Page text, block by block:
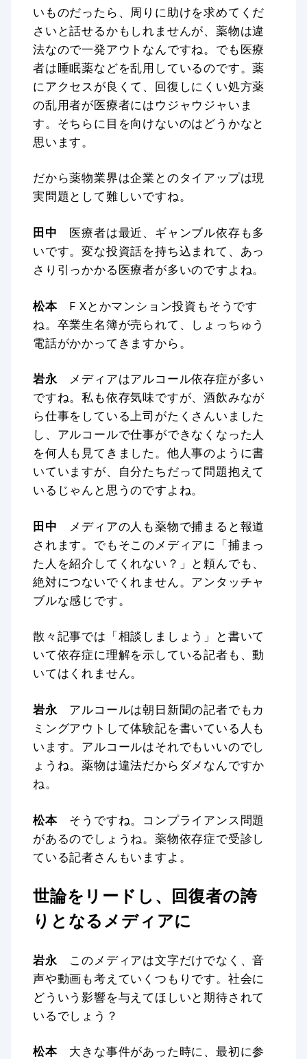
いものだったら、周りに助けを求めてくだ
さいと話せるかもしれませんが、薬物は違
法なので一発アウトなんですね。でも医療
者は睡眠薬などを乱用しているのです。薬
にアクセスが良くて、回復しにくい処方薬
の乱用者が医療者にはウジャウジャいま
す。そちらに目を向けないのはどうかなと
思います。
だから薬物業界は企業とのタイアップは現
実問題として難しいですね。
田中 医療者は最近、ギャンブル依存も多
いです。変な投資話を持ち込まれて、あっ
さり引っかかる医療者が多いのですよね。
松本F Xとかマンション投資もそうです
ね。卒業生名簿が売られて、しょっちゅう
電話がかかってきますから。
岩永メディアはアルコール依存症が多い
ですね。私も依存気味ですが、酒飲みなが
ら仕事をしている上司がたくさんいました
し、アルコールで仕事ができなくなった人
を何人も見てきました。他人事のように書
いていますが、自分たちだって問題抱えて
いるじゃんと思うのですよね。
田中 メディアの人も薬物で捕まると報道
されます。でもそこのメディアに「捕まっ
た人を紹介してくれない？」と頼んでも、
絶対につないでくれません。アンタッチャ
ブルな感じです。
散々記事では「相談しましょう」と書いて
いて依存症に理解を示している記者も、動
いてはくれません。
岩永アルコールは朝日新聞の記者でもカ
ミングアウトして体験記を書いている人も
います。アルコールはそれでもいいのでし
ょうね。薬物は違法だからダメなんですか
ね。
松本そうですね。コンプライアンス問題
があるのでしょうね。薬物依存症で受診し
ている記者さんもいますよ。
世論をリードし、回復者の誇
りとなるメディアに
岩永このメディアは文字だけでなく、音
声や動画も考えていくつもりです。社会に
どういう影響を与えてほしいと期待されて
いるでしょう？
松本大きな事件があった時に、最初に参